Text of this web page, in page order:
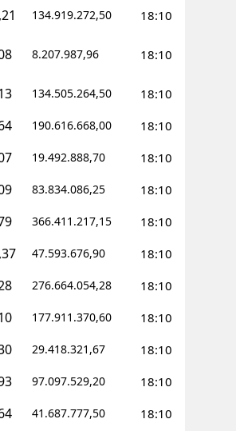
Van
Yozgat
Zonguldak
Aksaray
Bayburt
Karaman
Kırıkkale
Batman
134.919.272,50 18:10
8.207.987,96 18:10
134.505.264,50 18:10
190.616.668,00 18:10
19.492.888,70 18:10
83.834.086,25 18:10
366.411.217,15 18:10
47.593.676,90 18:10
276.664.054,28 18:10
177.911.370,60 18:10
29.418.321,67 18:10
97.097.529,20 18:10
41.687.777,50 18:10